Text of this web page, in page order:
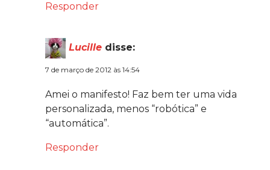
Responder
Lucille disse:
7 de março de 2012 às 14:54
Amei o manifesto! Faz bem ter uma vida
personalizada, menos “robótica” e
“automática”.
Responder